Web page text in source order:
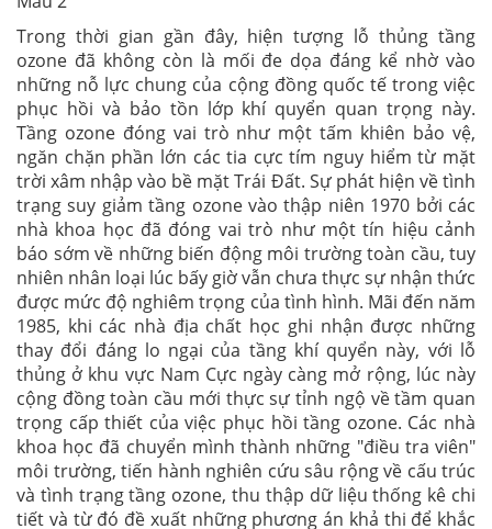
Trong thời gian gần đây, hiện tượng lỗ thủng tầng
ozone đã không còn là mối đe dọa đáng kể nhờ vào
những nỗ lực chung của cộng đồng quốc tế trong việc
phục hồi và bảo tồn lớp khí quyển quan trọng này.
Tầng ozone đóng vai trò như một tấm khiên bảo vệ,
ngăn chặn phần lớn các tia cực tím nguy hiểm từ mặt
trời xâm nhập vào bề mặt Trái Đất. Sự phát hiện về tình
trạng suy giảm tầng ozone vào thập niên 1970 bởi các
nhà khoa học đã đóng vai trò như một tín hiệu cảnh
báo sớm về những biến động môi trường toàn cầu, tuy
nhiên nhân loại lúc bấy giờ vẫn chưa thực sự nhận thức
được mức độ nghiêm trọng của tình hình. Mãi đến năm
1985, khi các nhà địa chất học ghi nhận được những
thay đổi đáng lo ngại của tầng khí quyển này, với lỗ
thủng ở khu vực Nam Cực ngày càng mở rộng, lúc này
cộng đồng toàn cầu mới thực sự tỉnh ngộ về tầm quan
trọng cấp thiết của việc phục hồi tầng ozone. Các nhà
khoa học đã chuyển mình thành những "điều tra viên"
môi trường, tiến hành nghiên cứu sâu rộng về cấu trúc
và tình trạng tầng ozone, thu thập dữ liệu thống kê chi
tiết và từ đó đề xuất những phương án khả thi để khắc